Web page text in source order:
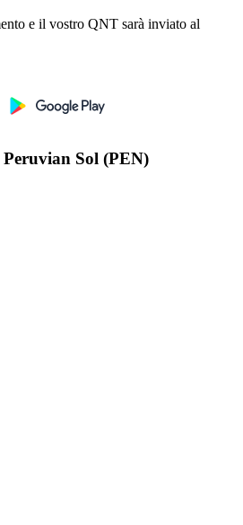
e il vostro QNT sarà inviato al
Sol (PEN)